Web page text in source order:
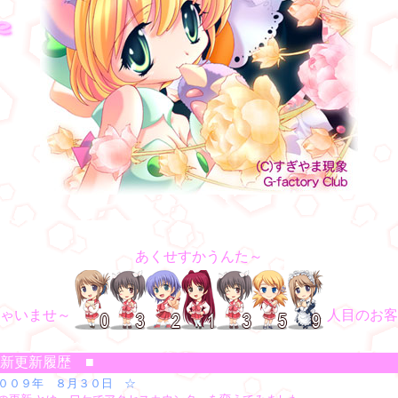
あくせすかうんた～
いませ～ 人目のお